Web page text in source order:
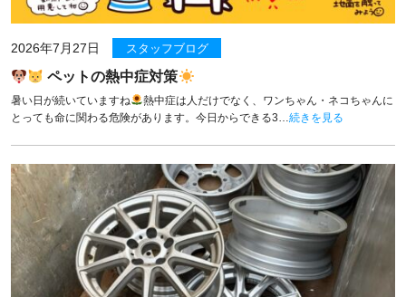
2026年7月27日 スタッフブログ
ペットの熱中症対策
暑い日が続いていますね
熱中症は人だけでなく、ワンちゃん・ネコちゃんに
とっても命に関わる危険があります。今日からできる3…続きを見る